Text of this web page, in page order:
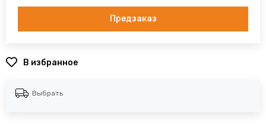
Предзаказ
В избранное
Выбрать